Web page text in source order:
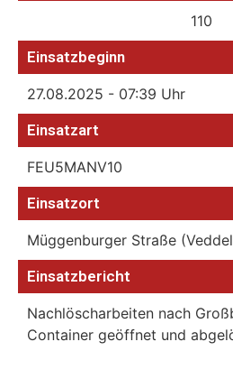
110
Einsatzbeginn
27.08.2025 - 07:39 Uhr
Einsatzart
FEU5MANV10
Einsatzort
Müggenburger Straße
Einsatzbericht
Nachlöscharbeiten nach
Container geöffnet und